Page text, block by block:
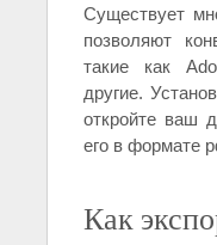
Существует
позволяют
такие как
другие.
откройте ваш
его в формате
Как